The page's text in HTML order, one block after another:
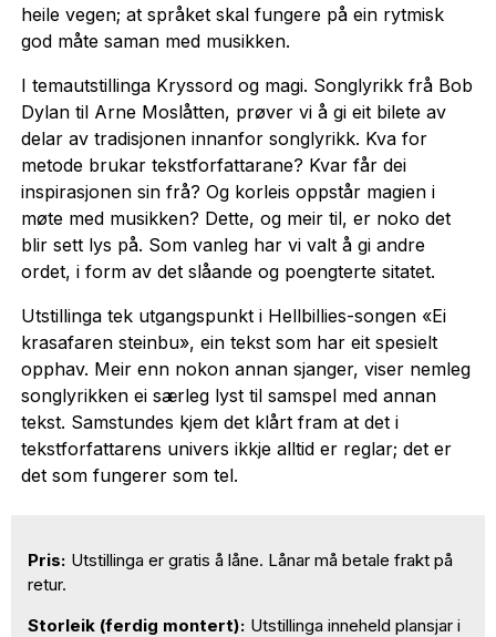
heile vegen; at språket skal fungere på ein rytmisk
god måte saman med musikken.
I temautstillinga Kryssord og magi. Songlyrikk frå Bob
Dylan til Arne Moslåtten, prøver vi å gi eit bilete av
delar av tradisjonen innanfor songlyrikk. Kva for
metode brukar tekstforfattarane? Kvar får dei
inspirasjonen sin frå? Og korleis oppstår magien i
møte med musikken? Dette, og meir til, er noko det
blir sett lys på. Som vanleg har vi valt å gi andre
ordet, i form av det slåande og poengterte sitatet.
Utstillinga tek utgangspunkt i Hellbillies-songen «Ei
krasafaren steinbu», ein tekst som har eit spesielt
opphav. Meir enn nokon annan sjanger, viser nemleg
songlyrikken ei særleg lyst til samspel med annan
tekst. Samstundes kjem det klårt fram at det i
tekstforfattarens univers ikkje alltid er reglar; det er
det som fungerer som tel.
Pris: Utstillinga er gratis å låne. Lånar må betale frakt på
retur.
Storleik (ferdig montert): Utstillinga inneheld plansjar i